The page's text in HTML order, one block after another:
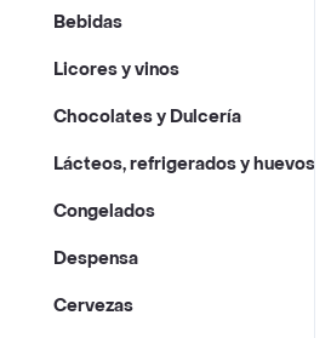
Bebidas
Licores y vinos
Chocolates y Dulcería
Lácteos, refrigerados y huevos
Congelados
Despensa
Cervezas